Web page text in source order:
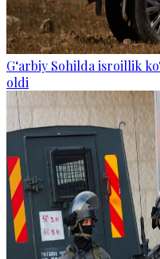
G‘arbiy Sohilda isroillik
oldi